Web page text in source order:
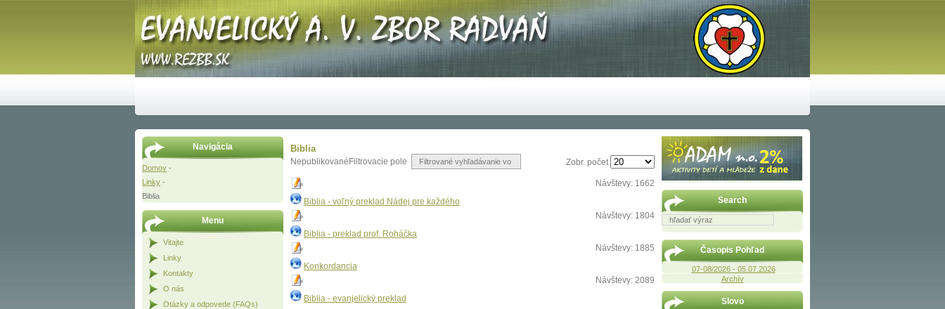
Navigácia
Domov -
Linky -
Biblia
Menu
Vitajte
Linky
Kontakty
O nás
Otázky a odpovede (FAQs)
Biblia
Nepublikované Filtrovacie pole Zobr. počet
Návštevy: 1662
Biblia - voľný preklad Nádej pre každého
Návštevy: 1804
Biblia - preklad prof. Roháčka
Návštevy: 1885
Konkordancia
Návštevy: 2089
Biblia - evanjelický preklad
Search
Časopis Pohľad
07-08/2026 - 05.07.2026
Archív
Slovo